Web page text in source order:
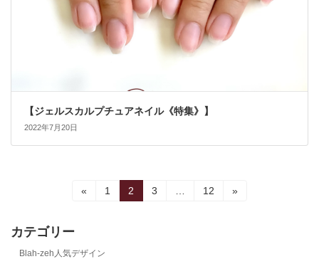
【ジェルスカルプチュアネイル《特集》】
2022年7月20日
の
«
固1
固
定
2
固
3
固
12 »
カテゴリー
Blah-zeh人気デザイン